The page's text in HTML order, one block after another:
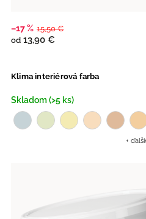
Klima interiérová farba
Skladom (>5 ks)
–17 % 15,50 €
od 13,90 €
+